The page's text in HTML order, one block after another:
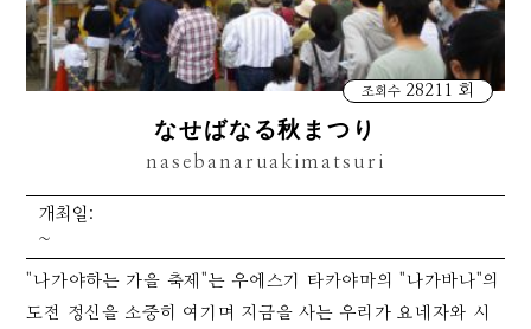
조회수28211 회
なせばなる秋まつり
nasebanaruakimatsuri
개최일:
~
"나가야하는 가을 축제"는 우에스기 타카야마의 "나가바나"의
도전 정신을 소중히 여기며 지금을 사는 우리가 요네자와 시